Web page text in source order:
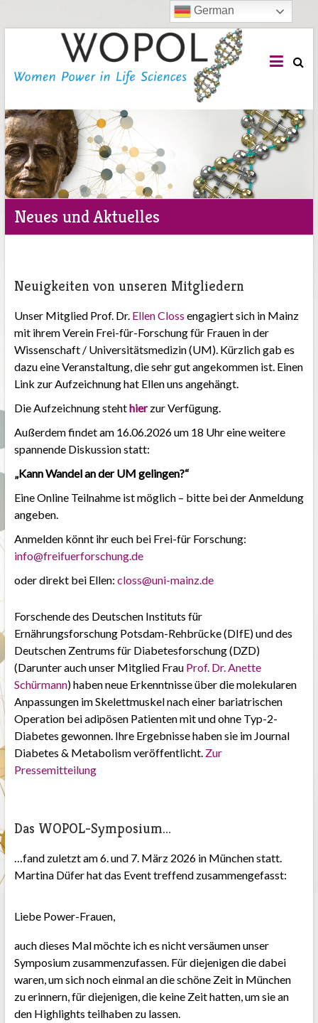
WOPOL
e.V.
Power
in
Life
Sciences
Neues und Aktuelles
Neuigkeiten von unseren Mitgliedern
Unser Mitglied Prof. Dr. Ellen Closs engagiert sich in Mainz
mit ihrem Verein Frei-für-Forschung für Frauen in der
Wissenschaft / Universitätsmedizin (UM). Kürzlich gab es
dazu eine Veranstaltung, die sehr gut angekommen ist. Einen
Link zur Aufzeichnung hat Ellen uns angehängt.
Die Aufzeichnung stehthierzur Verfügung.
Außerdem findet am 16.06.2026 um 18 Uhr eine weitere
spannende Diskussion statt:
„Kann Wandel an der UM gelingen?“
Eine Online Teilnahme ist möglich – bitte bei der Anmeldung
angeben.
Anmelden könnt ihr euch bei Frei-für Forschung:
info@freifuerforschung.de
oder direkt bei Ellen: closs@uni-mainz.de
Forschende des Deutschen Instituts für
Ernährungsforschung Potsdam-Rehbrücke (DIfE) und des
Deutschen Zentrums für Diabetesforschung (DZD)
(Darunter auch unser Mitglied Frau Prof. Dr. Anette
Schürmann) haben neue Erkenntnisse über die molekularen
Anpassungen im Skelettmuskel nach einer bariatrischen
Operation bei adipösen Patienten mit und ohne Typ-2-
Diabetes gewonnen. Ihre Ergebnisse haben sie im Journal
Diabetes & Metabolism veröffentlicht. Zur
Pressemitteilung
Das WOPOL-Symposium…
…fand zuletzt am 6. und 7. März 2026 in München statt.
Martina Düfer hat das Event treffend zusammengefasst:
Liebe Power-Frauen,
auch dieses Mal möchte ich es nicht versäumen unser
Symposium zusammenzufassen. Für diejenigen die dabei
waren, um sich noch einmal an die schöne Zeit in München
zu erinnern, für diejenigen, die keine Zeit hatten, um sie an
den Highlights teilhaben zu lassen.
German